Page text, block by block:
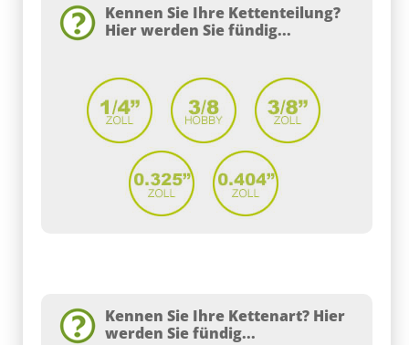
Kennen Sie Ihre Kettenteilung?
Hier werden Sie fündig...
Kennen Sie Ihre Kettenart? Hier
werden Sie fündig...